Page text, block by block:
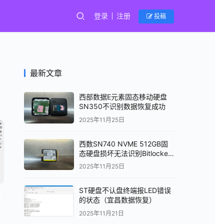
登录 注册 投稿
最新文章
西部数据E元素固态移动硬盘
SN350不识别数据恢复成功
2025年11月25日
西数SN740 NVME 512GB固
态硬盘损坏无法识别Bitlocker
加密解密数据恢复成功
2025年11月25日
ST硬盘不认盘终端报LED错误
的状态（宜昌数据恢复）
2025年11月21日